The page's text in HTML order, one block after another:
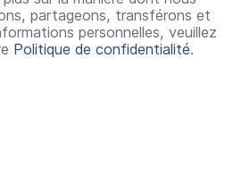
o
i
partageons, transférons et
personnelles, veuillez
Politique de confidentialité.